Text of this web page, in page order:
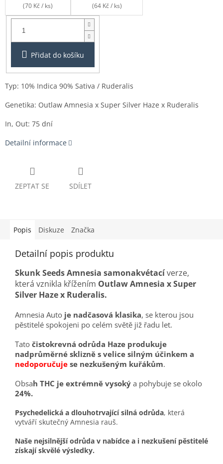
(70 Kč / ks) (64 Kč / ks)
Balení:
Přidat do košíku
Typ: 10% Indica 90% Sativa / Ruderalis
Genetika: Outlaw Amnesia x Super Silver Haze x Ruderalis
In, Out: 75 dní
Detailní informace
ZEPTAT SE SDÍLET
Popis Diskuze Značka
Detailní popis produktu
Skunk Seeds Amnesia samonakvétacíverze,
která vznikla křížením Outlaw Amnesia x Super
Silver Haze x Ruderalis.
Amnesia Auto je nadčasová klasika, se kterou jsou
pěstitelé spokojeni po celém světě již řadu let.
Tato čistokrevná odrůda Haze produkuje
nadprůměrné sklizně s velice silným účinkem a
nedoporučuje se nezkušeným kuřákům.
Obsah THC je extrémně vysoký a pohybuje se okolo
24%.
Psychedelická a dlouhotrvající silná odrůda, která
vytváří skutečný Amnesia rauš.
Naše nejsilnější odrůda v nabídce a i nezkušení pěstitelé
získají skvělé výsledky.